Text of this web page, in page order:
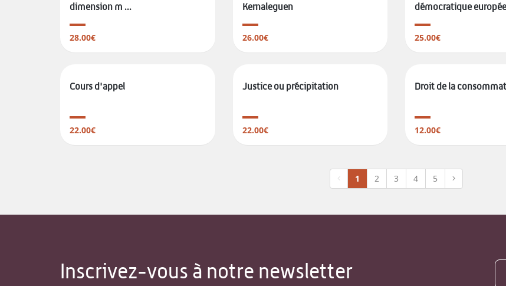
dimension m ...
28.00€
Kernaleguen
26.00€
démocratique
25.00€
Cours d'appel
22.00€
Justice ou précipitation
22.00€
Droit de la
12.00€
1 2 3 4 5
Inscrivez-vous à notre newsletter